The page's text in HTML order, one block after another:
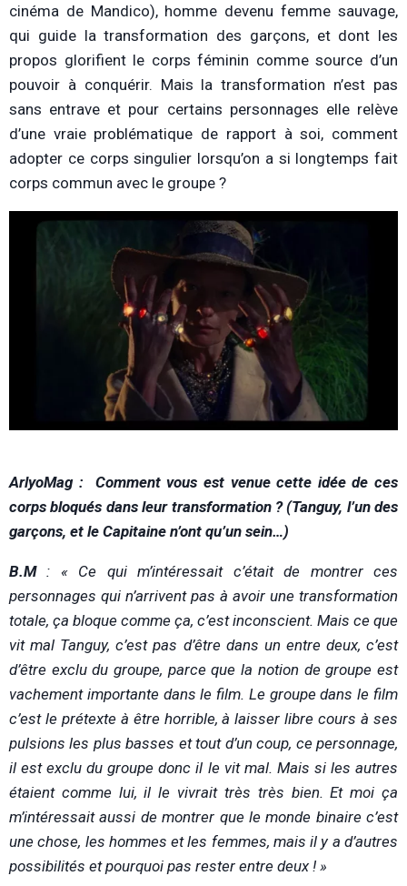
cinéma de Mandico), homme devenu femme sauvage,
qui guide la transformation des garçons, et dont les
propos glorifient le corps féminin comme source d’un
pouvoir à conquérir. Mais la transformation n’est pas
sans entrave et pour certains personnages elle relève
d’une vraie problématique de rapport à soi, comment
adopter ce corps singulier lorsqu’on a si longtemps fait
corps commun avec le groupe ?
ArlyoMag : Comment vous est venue cette idée de ces
corps bloqués dans leur transformation ? (Tanguy, l’un des
garçons, et le Capitaine n’ont qu’un sein…)
B.M: « Ce qui m’intéressait c’était de montrer ces
personnages qui n’arrivent pas à avoir une transformation
totale, ça bloque comme ça, c’est inconscient. Mais ce que
vit mal Tanguy, c’est pas d’être dans un entre deux, c’est
d’être exclu du groupe, parce que la notion de groupe est
vachement importante dans le film. Le groupe dans le film
c’est le prétexte à être horrible, à laisser libre cours à ses
pulsions les plus basses et tout d’un coup, ce personnage,
il est exclu du groupe donc il le vit mal. Mais si les autres
étaient comme lui, il le vivrait très très bien. Et moi ça
m’intéressait aussi de montrer que le monde binaire c’est
une chose, les hommes et les femmes, mais il y a d’autres
possibilités et pourquoi pas rester entre deux ! »